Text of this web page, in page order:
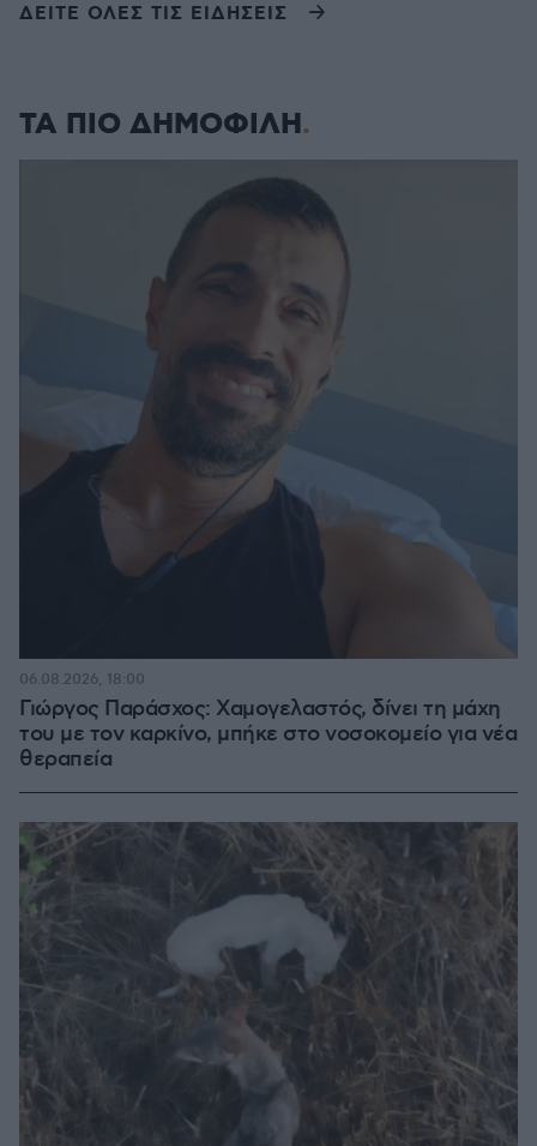
ΔΕΙΤΕ ΟΛΕΣ ΤΙΣ ΕΙΔΗΣΕΙΣ
ΤΑ ΠΙΟ ΔΗΜΟΦΙΛΗ
Γιώργος Παράσχος: Χαμογελαστός, δίνει τη μάχη
του με τον καρκίνο, μπήκε στο νοσοκομείο για νέα
θεραπεία
06.08.2026, 18:00